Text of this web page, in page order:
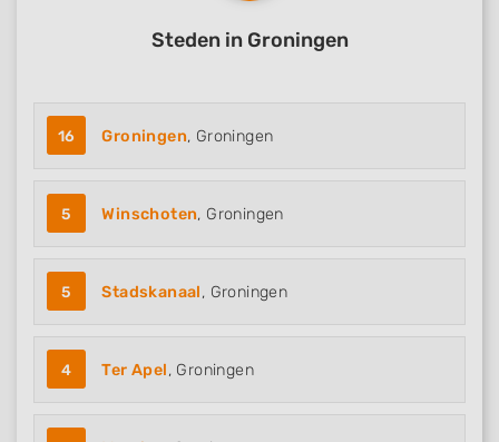
Steden in Groningen
16 Groningen, Groningen
5 Winschoten, Groningen
5 Stadskanaal, Groningen
4 Ter Apel, Groningen